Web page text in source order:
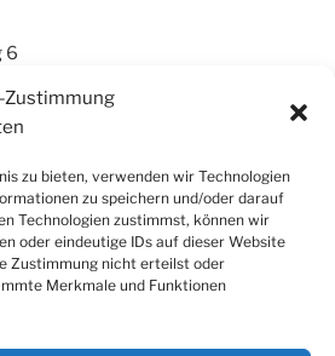
Zustimmung
zu bieten, verwenden wir Technologien
zu speichern und/oder darauf
Technologien zustimmst, können wir
oder eindeutige IDs auf dieser Website
Zustimmung nicht erteilst oder
Merkmale und Funktionen
6